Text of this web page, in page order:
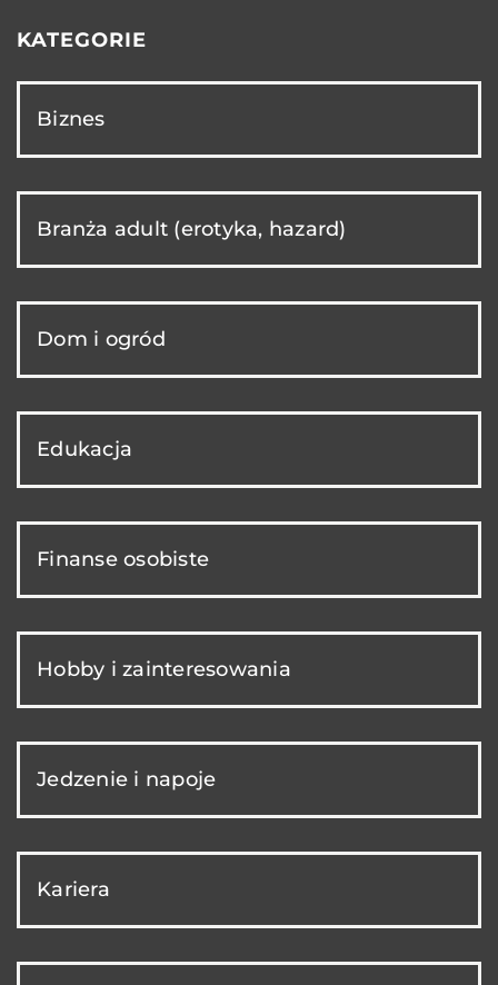
KATEGORIE
Biznes
Branża adult (erotyka, hazard)
Dom i ogród
Edukacja
Finanse osobiste
Hobby i zainteresowania
Jedzenie i napoje
Kariera